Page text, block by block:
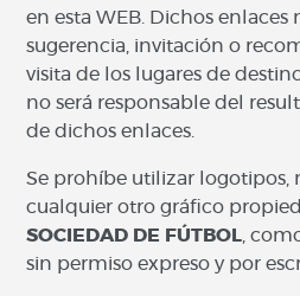
en esta WEB. Dichos enlaces
sugerencia, invitación o
visita de los lugares de
no será responsable del
de dichos enlaces.
Se prohíbe utilizar logotipos,
cualquier otro gráfico
SOCIEDAD DE FÚTBOL ,
sin permiso expreso y por